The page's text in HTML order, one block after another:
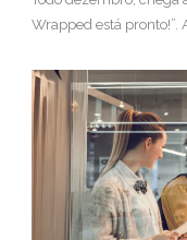
Wrapped está pronto!”.